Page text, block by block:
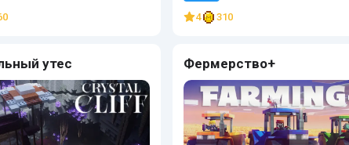
4 310
утес Фермерство+